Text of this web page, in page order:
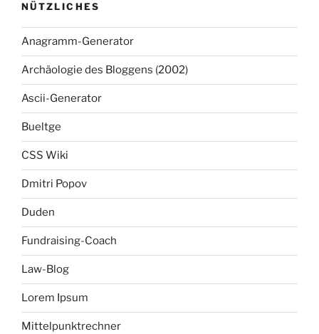
NÜTZLICHES
Anagramm-Generator
Archäologie des Bloggens (2002)
Ascii-Generator
Bueltge
CSS Wiki
Dmitri Popov
Duden
Fundraising-Coach
Law-Blog
Lorem Ipsum
Mittelpunktrechner